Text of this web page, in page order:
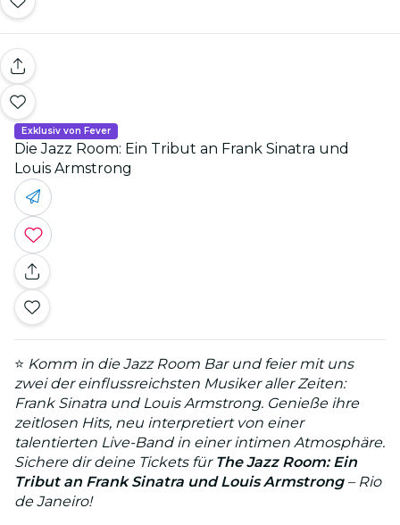
Exklusiv von Fever
Die Jazz Room: Ein Tribut an Frank Sinatra und
Louis Armstrong
⭐ Komm in die Jazz Room Bar und feier mit uns
zwei der einflussreichsten Musiker aller Zeiten:
Frank Sinatra und Louis Armstrong. Genieße ihre
zeitlosen Hits, neu interpretiert von einer
talentierten Live-Band in einer intimen Atmosphäre.
Sichere dir deine Tickets für The Jazz Room: Ein
Tribut an Frank Sinatra und Louis Armstrong– Rio
de Janeiro!